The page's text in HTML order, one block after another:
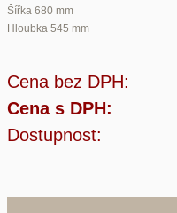
Šířka 680 mm
Hloubka 545 mm
Cena bez DPH:
Cena s DPH:
Dostupnost: